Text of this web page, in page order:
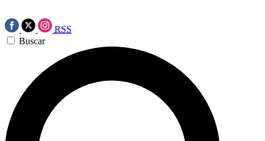
RSS
Buscar